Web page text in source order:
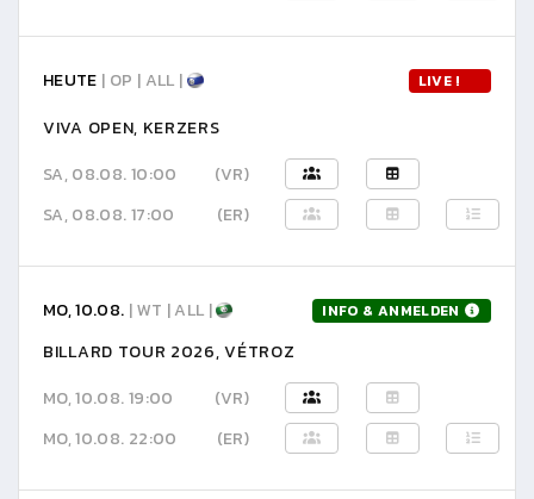
HEUTE | OP | ALL | LIVE !
VIVA OPEN, KERZERS
SA, 08.08. 10:00
(VR)
SA, 08.08. 17:00
(ER)
MO, 10.08. | WT | ALL | INFO & ANMELDEN
BILLARD TOUR 2026, VÉTROZ
MO, 10.08. 19:00
(VR)
MO, 10.08. 22:00
(ER)